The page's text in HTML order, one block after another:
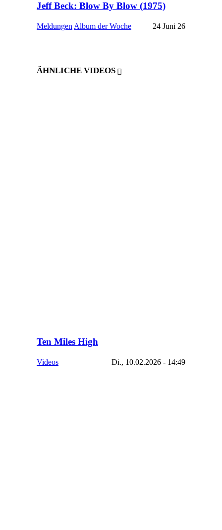
Jeff Beck: Blow By Blow (1975)
Meldungen Album der Woche 24 Juni 26
ÄHNLICHE VIDEOS
Ten Miles High
Videos Di., 10.02.2026 - 14:49